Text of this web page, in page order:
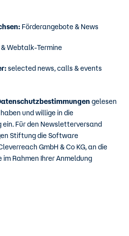
Förderangebote & News
& Webtalk-Termine
selected news, calls & events
gelesen
und willige in die
Für den Newsletterversand
Stiftung die Software
GmbH & Co KG, an die
im Rahmen Ihrer Anmeldung